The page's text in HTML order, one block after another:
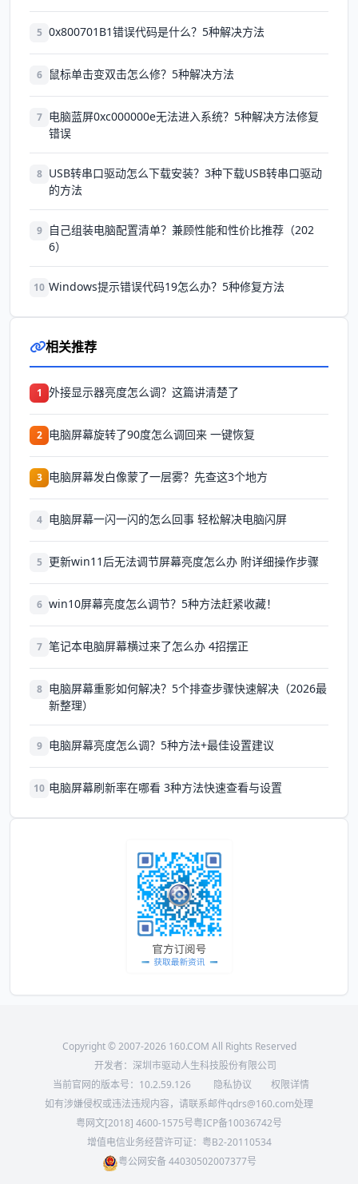
5 0x800701B1错误代码是什么？5种解决方法
6 鼠标单击变双击怎么修？5种解决方法
7 电脑蓝屏0xc000000e无法进入系统？5种解决方法修复
错误
8 USB转串口驱动怎么下载安装？3种下载USB转串口驱动
的方法
9
自己组装电脑配置清单？兼顾性能和性价比推荐（202
6）
10 Windows提示错误代码19怎么办？5种修复方法
相关推荐
1 外接显示器亮度怎么调？这篇讲清楚了
2 电脑屏幕旋转了90度怎么调回来 一键恢复
3 电脑屏幕发白像蒙了一层雾？先查这3个地方
4 电脑屏幕一闪一闪的怎么回事 轻松解决电脑闪屏
5 更新win11后无法调节屏幕亮度怎么办 附详细操作步骤
6 win10屏幕亮度怎么调节？5种方法赶紧收藏！
7 笔记本电脑屏幕横过来了怎么办 4招摆正
8 电脑屏幕重影如何解决？5个排查步骤快速解决（2026最
新整理）
9 电脑屏幕亮度怎么调？5种方法+最佳设置建议
10 电脑屏幕刷新率在哪看 3种方法快速查看与设置
Copyright © 2007-2026 160.COM All Rights Reserved
开发者：深圳市驱动人生科技股份有限公司
当前官网的版本号： 10.2.59.126 隐私协议
权限详情
如有涉嫌侵权或违法违规内容，请联系邮件qdrs@160.com处理
粤网文[2018] 4600-1575号粤ICP备10036742号
增值电信业务经营许可证：粤B2-20110534
粤公网安备 44030502007377号